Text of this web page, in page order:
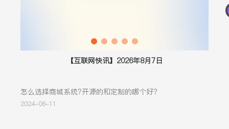
【互联网快讯】2026年8月7日
怎么选择商城系统?开源的和定制的哪个好?
2024-06-11